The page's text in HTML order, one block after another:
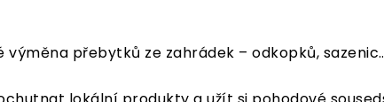
přebytků ze zahrádek – odkopků,